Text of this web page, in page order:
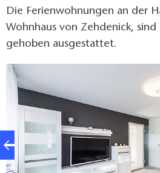
Die Ferienwohnungen an der
Wohnhaus von Zehdenick,
gehoben ausgestattet.